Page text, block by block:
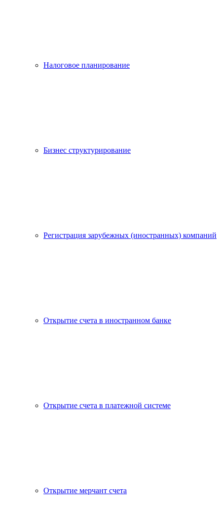
Налоговое планирование
Бизнес структурирование
Регистрация зарубежных (иностранных) компаний
Открытие счета в иностранном банке
Открытие счета в платежной системе
Открытие мерчант счета